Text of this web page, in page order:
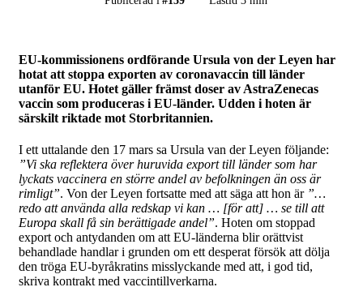
EU-kommissionens ordförande Ursula von der Leyen har
hotat att stoppa exporten av coronavaccin till länder
utanför EU. Hotet gäller främst doser av AstraZenecas
vaccin som produceras i EU-länder. Udden i hoten är
särskilt riktade mot Storbritannien.
I ett uttalande den 17 mars sa Ursula van der Leyen följande:
”Vi ska reflektera över huruvida export till länder som har
lyckats vaccinera en större andel av befolkningen än oss är
rimligt”. Von der Leyen fortsatte med att säga att hon är”…
redo att använda alla redskap vi kan … [för att] … se till att
Europa skall få sin berättigade andel”. Hoten om stoppad
export och antydanden om att EU-länderna blir orättvist
behandlade handlar i grunden om ett desperat försök att dölja
den tröga EU-byråkratins misslyckande med att, i god tid,
skriva kontrakt med vaccintillverkarna.